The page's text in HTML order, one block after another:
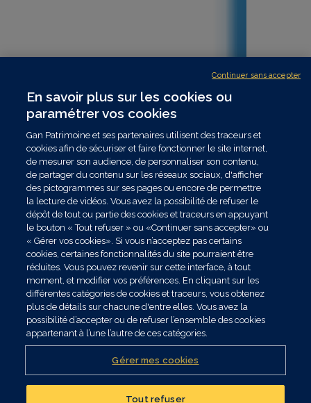
En savoir plus sur les cookies ou
paramétrer vos cookies
Gan Patrimoine et ses partenaires utilisent des traceurs et
cookies afin de sécuriser et faire fonctionner le site internet,
de mesurer son audience, de personnaliser son contenu,
de partager du contenu sur les réseaux sociaux, d'afficher
des pictogrammes sur ses pages ou encore de permettre
la lecture de vidéos. Vous avez la possibilité de refuser le
dépôt de tout ou partie des cookies et traceurs en appuyant
le bouton « Tout refuser » ou «Continuer sans accepter» ou
« Gérer vos cookies». Si vous n’acceptez pas certains
cookies, certaines fonctionnalités du site pourraient être
réduites. Vous pouvez revenir sur cette interface, à tout
moment, et modifier vos préférences. En cliquant sur les
différentes catégories de cookies et traceurs, vous obtenez
plus de détails sur chacune d'entre elles. Vous avez la
possibilité d’accepter ou de refuser l’ensemble des cookies
appartenant à l’une l’autre de ces catégories.
Gérer mes cookies
Tout refuser
Continuer sans accepter